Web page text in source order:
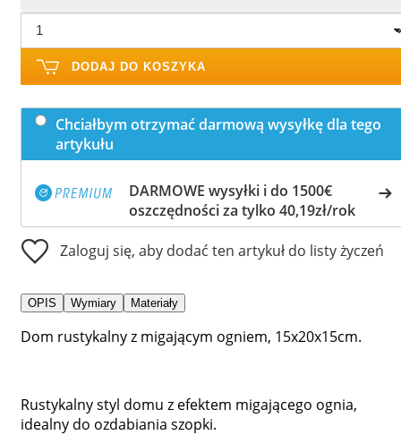
DODAJ DO KOSZYKA
Chciałbym otrzymać darmową wysyłkę dla tego
artykułu
DARMOWE wysyłki i do 1500€
oszczędności za tylko 40,19zł/rok
Zaloguj się, aby dodać ten artykuł do listy życzeń
OPIS Wymiary Materiały
Dom rustykalny z migającym ogniem, 15x20x15cm.
Rustykalny styl domu z efektem migającego ognia,
idealny do ozdabiania szopki.